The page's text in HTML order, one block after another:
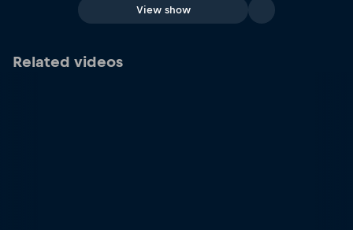
View show
Related videos